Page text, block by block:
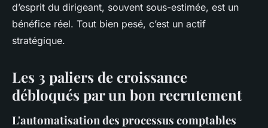
d’esprit du dirigeant, souvent sous-estimée, est un
bénéfice réel. Tout bien pesé, c’est un actif
stratégique.
Les 3 paliers de croissance
débloqués par un bon recrutement
L'automatisation des processus comptables